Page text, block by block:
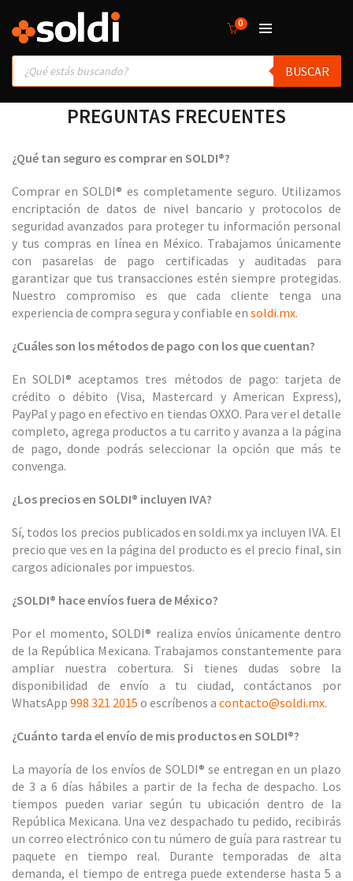
0
Products
search
BUSCAR
PREGUNTAS FRECUENTES
¿Qué tan seguro es comprar en SOLDI®?
Comprar en SOLDI® es completamente seguro. Utilizamos
encriptación de datos de nivel bancario y protocolos de
seguridad avanzados para proteger tu información personal
y tus compras en línea en México. Trabajamos únicamente
con pasarelas de pago certificadas y auditadas para
garantizar que tus transacciones estén siempre protegidas.
Nuestro compromiso es que cada cliente tenga una
experiencia de compra segura y confiable en soldi.mx.
¿Cuáles son los métodos de pago con los que cuentan?
En SOLDI® aceptamos tres métodos de pago: tarjeta de
crédito o débito (Visa, Mastercard y American Express),
PayPal y pago en efectivo en tiendas OXXO. Para ver el detalle
completo, agrega productos a tu carrito y avanza a la página
de pago, donde podrás seleccionar la opción que más te
convenga.
¿Los precios en SOLDI® incluyen IVA?
Sí, todos los precios publicados en soldi.mx ya incluyen IVA. El
precio que ves en la página del producto es el precio final, sin
cargos adicionales por impuestos.
¿SOLDI® hace envíos fuera de México?
Por el momento, SOLDI® realiza envíos únicamente dentro
de la República Mexicana. Trabajamos constantemente para
ampliar nuestra cobertura. Si tienes dudas sobre la
disponibilidad de envío a tu ciudad, contáctanos por
WhatsApp 998 321 2015 o escríbenos a contacto@soldi.mx.
¿Cuánto tarda el envío de mis productos en SOLDI®?
La mayoría de los envíos de SOLDI® se entregan en un plazo
de 3 a 6 días hábiles a partir de la fecha de despacho. Los
tiempos pueden variar según tu ubicación dentro de la
República Mexicana. Una vez despachado tu pedido, recibirás
un correo electrónico con tu número de guía para rastrear tu
paquete en tiempo real. Durante temporadas de alta
demanda, el tiempo de entrega puede extenderse hasta 5 a